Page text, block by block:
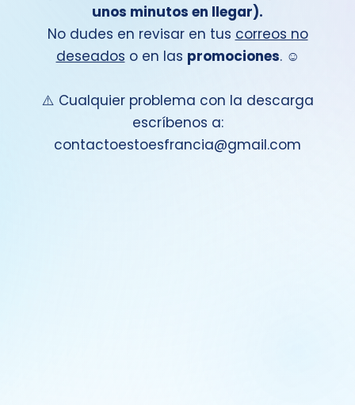
unos minutos en llegar).
No dudes en revisar en tus correos no
deseados o en las promociones. ☺️
⚠️ Cualquier problema con la descarga
escríbenos a:
contactoestoesfrancia@gmail.com